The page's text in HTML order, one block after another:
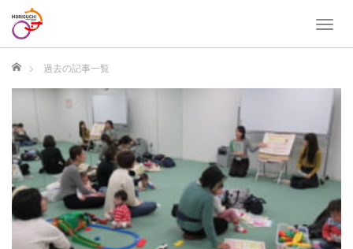
T
l
n
v
i
g
a
t
i
ホーム 過去の記事一覧